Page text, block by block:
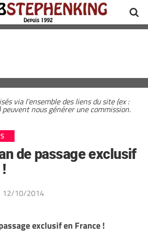
via l'ensemble des liens du site (ex :
peuvent nous générer une commission.
de passage exclusif
12/10/2014
exclusif en France !